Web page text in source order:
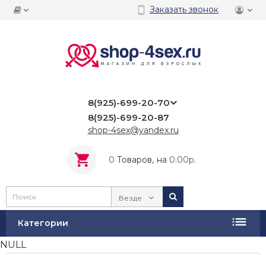
Заказать звонок
8(925)-699-20-70
8(925)-699-20-87
shop-4sex@yandex.ru
0 Tоваров, на 0.00р.
Везде
Категории
NULL